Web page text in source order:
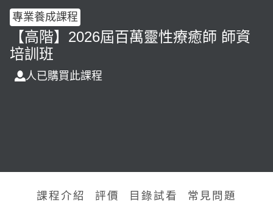
專業養成課程
【高階】2026屆百萬靈性療癒師 師資
培訓班
人已購買此課程
課程介紹 評價 目錄試看 常見問題